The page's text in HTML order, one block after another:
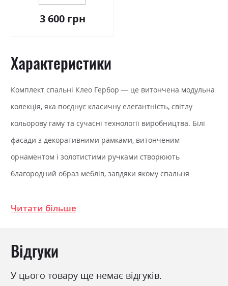
3 600 грн
Характеристики
Комплект спальні Клео Гербор — це витончена модульна
колекція, яка поєднує класичну елегантність, світлу
кольорову гаму та сучасні технології виробництва. Білі
фасади з декоративними рамками, витонченим
орнаментом і золотистими ручками створюють
благородний образ меблів, завдяки якому спальня
затишною.
ДСП та фасадів МДФ, що забезпечують міцність
Читати більше
Відгуки
У цього товару ще немає відгуків.